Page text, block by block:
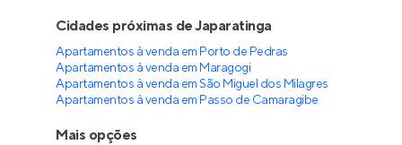
Cidades próximas de Japaratinga
Apartamentos à venda em Porto de Pedras
Apartamentos à venda em Maragogi
Apartamentos à venda em São Miguel dos Milagres
Apartamentos à venda em Passo de Camaragibe
Mais opções